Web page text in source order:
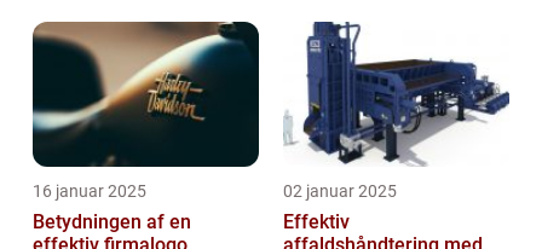
16 januar 2025
Betydningen af en
02 januar 2025
Effektiv